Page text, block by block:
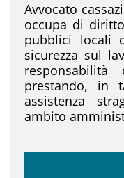
Avvocato
occupa di
pubblici locali
sicurezza sul
prestando, in
assistenza
ambito